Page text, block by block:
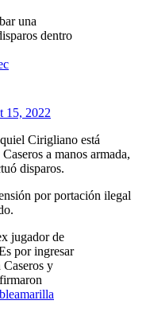
una
dentro
15, 2022
Cirigliano está
a manos armada,
disparos.
por portación ilegal
jugador de
por ingresar
Caseros y